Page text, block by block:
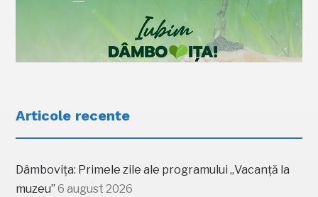
Articole recente
Dâmbovița: Primele zile ale programului „Vacanță la
muzeu” 6 august 2026